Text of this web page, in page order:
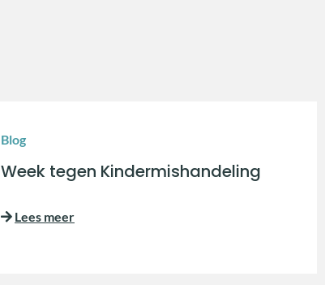
Blog
Week tegen Kindermishandeling
Lees meer